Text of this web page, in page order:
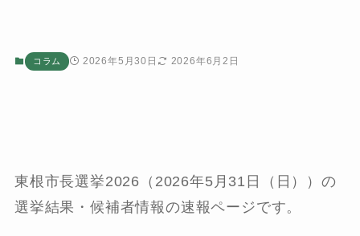
コラム 2026年5月30日 2026年6月2日
東根市長選挙2026（2026年5月31日（日））の
選挙結果・候補者情報の速報ページです。